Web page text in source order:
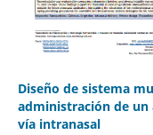
Diseño de sistema
administración de
vía intranasal